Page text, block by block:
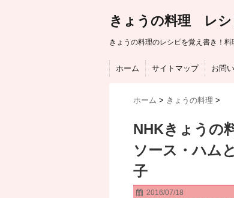
きょうの料理 レ
きょうの料理のレシピを覚え書き！
ホーム サイトマップ お問
ホーム > きょうの料理 >
NHKきょうの
ソース・ハム
子
2016/07/18